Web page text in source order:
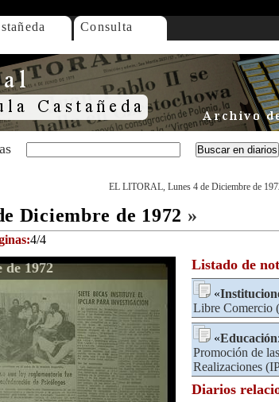
Consulta
EL LITORAL, Lunes 4 de Diciembre de
Diciembre de 1972 »
4/4
1972 Listado de
«
Libre
«Educación:
Promoción de
Realizaciones
Diarios